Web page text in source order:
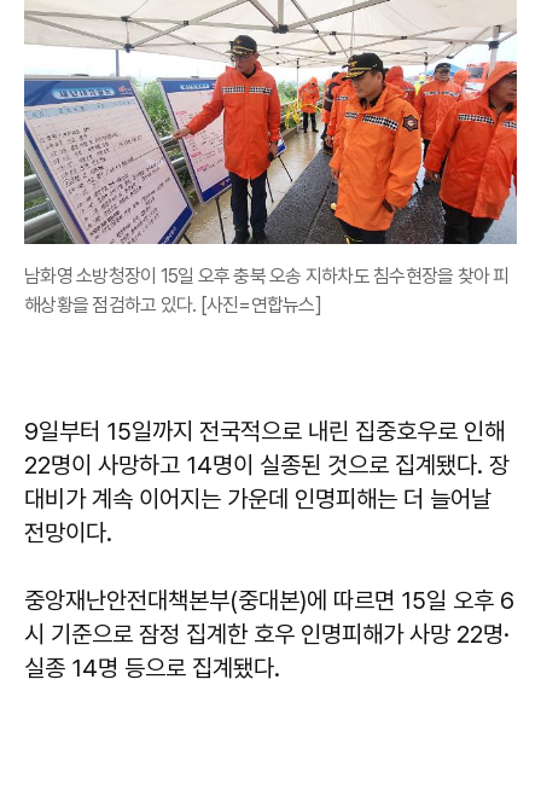
남화영 소방청장이 15일 오후 충북 오송 지하차도 침수현장을 찾아 피
해상황을 점검하고 있다. [사진=연합뉴스]
9일부터 15일까지 전국적으로 내린 집중호우로 인해
22명이 사망하고 14명이 실종된 것으로 집계됐다. 장
대비가 계속 이어지는 가운데 인명피해는 더 늘어날
전망이다.
중앙재난안전대책본부(중대본)에 따르면 15일 오후 6
시 기준으로 잠정 집계한 호우 인명피해가 사망 22명·
실종 14명 등으로 집계됐다.